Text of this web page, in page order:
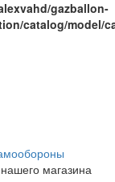
gazballon-
catalog/model/
магазина